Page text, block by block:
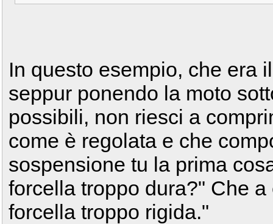
In questo esempio, che era
seppur ponendo la moto
possibili, non riesci a
come è regolata e che
sospensione tu la prima
forcella troppo dura?" Che
forcella troppo rigida."